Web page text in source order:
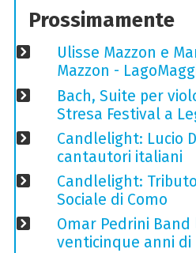
Prossimamente
Ulisse Mazzon e
Mazzon -
Bach, Suite per
Stresa Festival a
Candlelight: Lucio
cantautori italiani
Candlelight:
Sociale di Como
Omar Pedrini
venticinque anni di